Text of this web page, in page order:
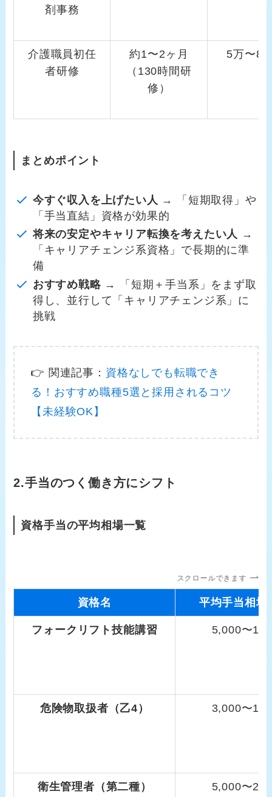
剤事務
介護職員初任
者研修
約1〜2ヶ月
（130時間研
修）
5万〜8
まとめポイント
今すぐ収入を上げたい人 → 「短期取得」や
「手当直結」資格が効果的
将来の安定やキャリア転換を考えたい人 →
「キャリアチェンジ系資格」で長期的に準
備
おすすめ戦略 → 「短期＋手当系」をまず取
得し、並行して「キャリアチェンジ系」に
挑戦
👉 関連記事： 資格なしでも転職でき
る！おすすめ職種5選と採用されるコツ
【未経験OK】
2.手当のつく働き方にシフト
資格手当の平均相場一覧
スクロールできます
資格名 平均手当相場
フォークリフト技能講習 5,000〜
危険物取扱者（乙4） 3,000〜
衛生管理者（第二種） 5,000〜